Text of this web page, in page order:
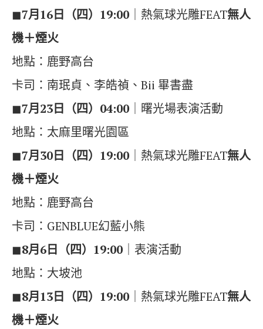
◼︎7月16日（四）19:00 ｜熱氣球光雕FEAT無人
機＋煙火
地點：鹿野高台
卡司：南珉貞、李皓禎、Bii 畢書盡
◼︎7月23日（四）04:00 ｜曙光場表演活動
地點：太麻里曙光園區
◼︎7月30日（四）19:00 ｜熱氣球光雕FEAT無人
機＋煙火
地點：鹿野高台
卡司：GENBLUE幻藍小熊
◼︎8月6日（四）19:00 ｜表演活動
地點：大坡池
◼︎8月13日（四）19:00 ｜熱氣球光雕FEAT無人
機＋煙火